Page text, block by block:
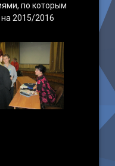
по которым
2015/2016